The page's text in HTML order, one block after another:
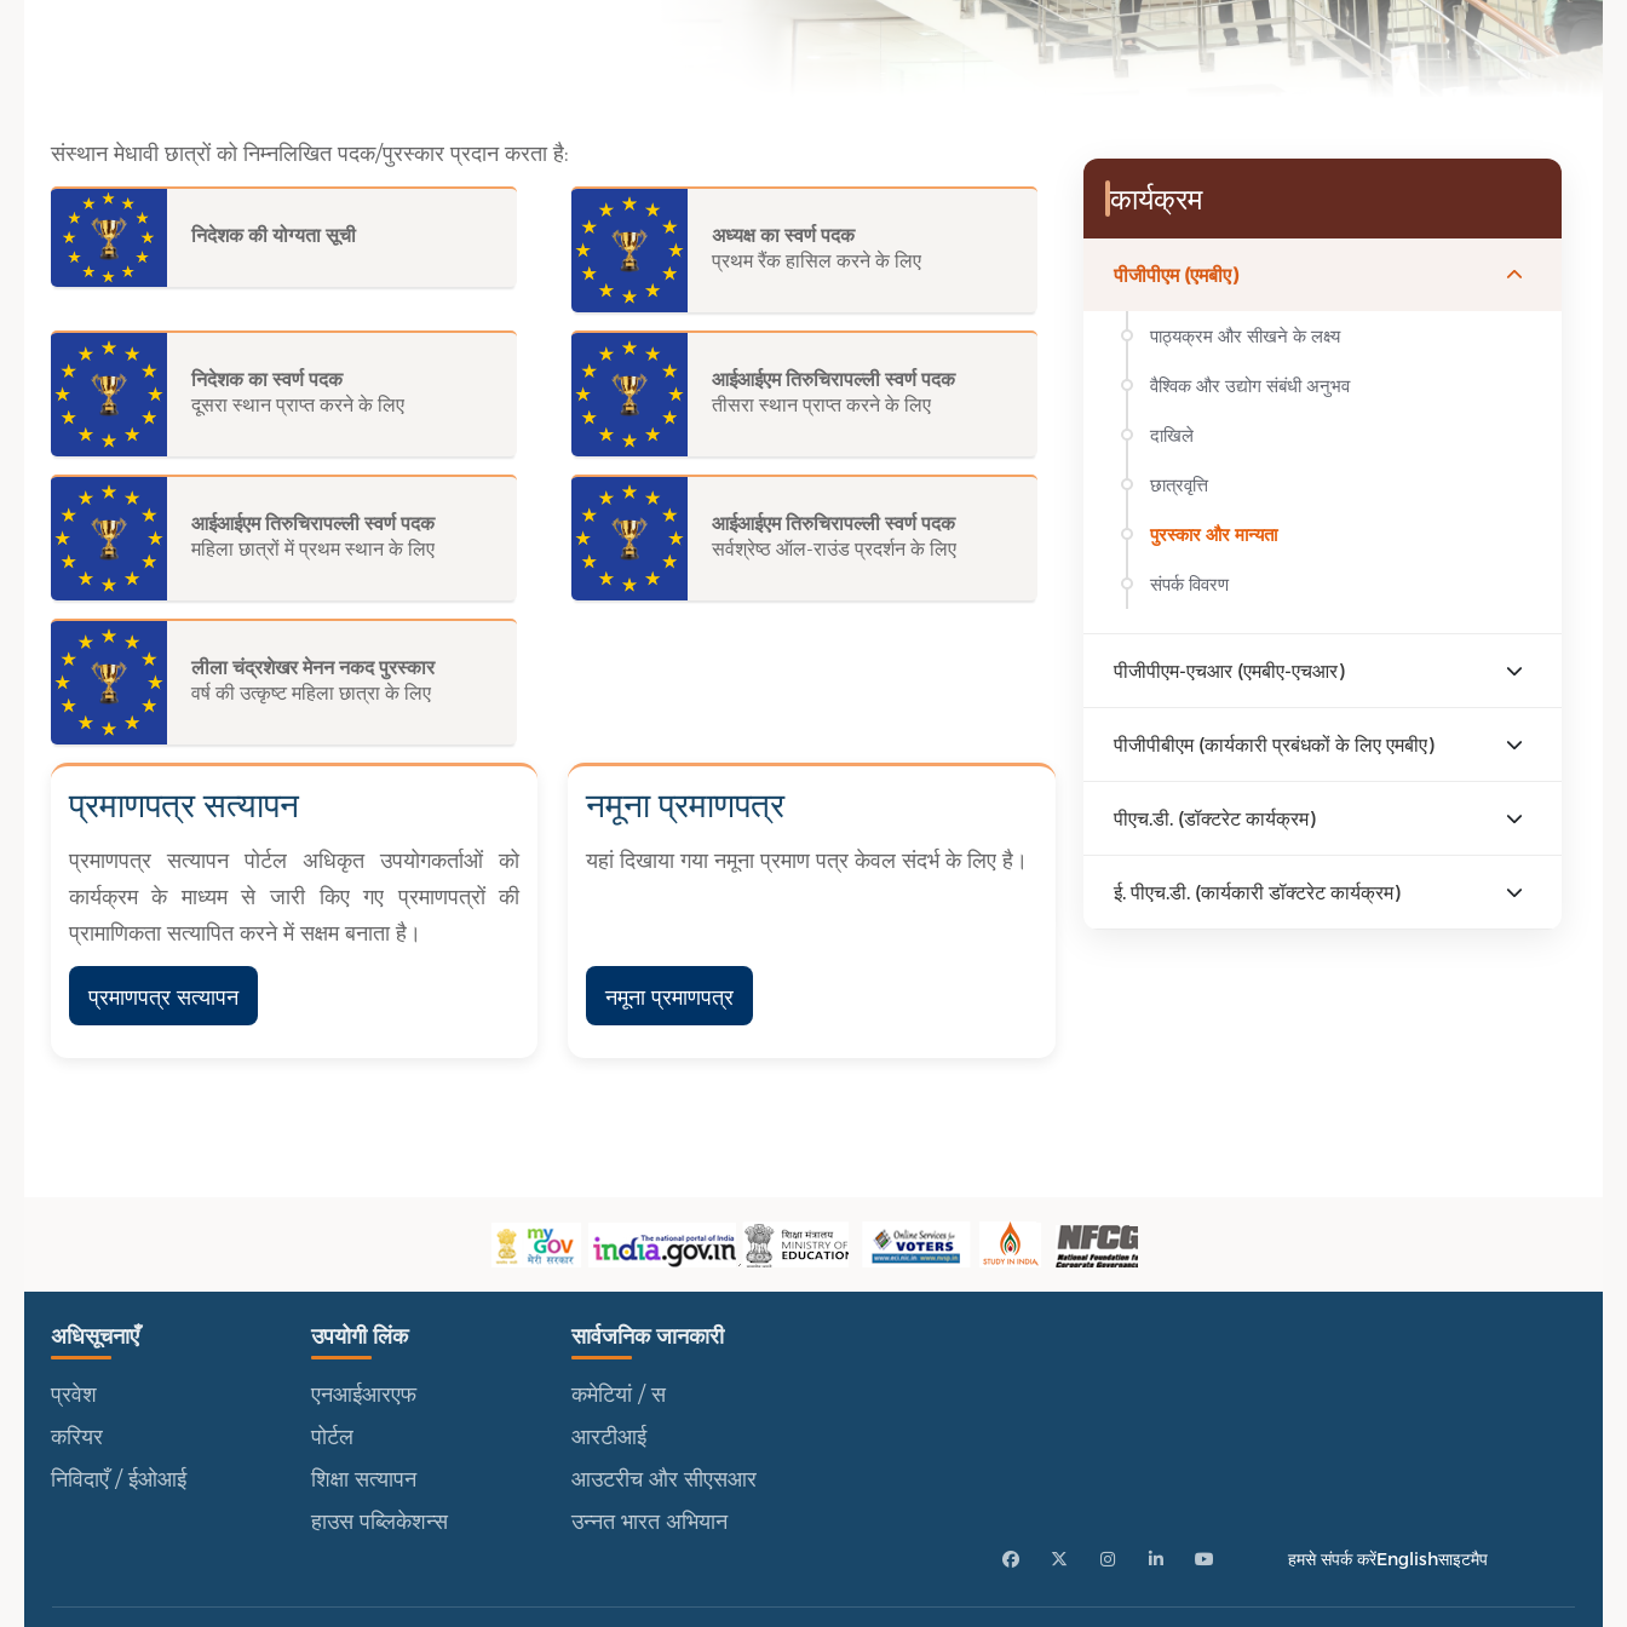
संस्थान मेधावी छात्रों को निम्नलिखित पदक/पुरस्कार प्रदान करता है:
निदेशक की योग्यता सूची
अध्यक्ष का स्वर्ण पदक
प्रथम रैंक हासिल करने के लिए
निदेशक का स्वर्ण पदक
दूसरा स्थान प्राप्त करने के लिए
आईआईएम तिरुचिरापल्ली स्वर्ण पदक
तीसरा स्थान प्राप्त करने के लिए
आईआईएम तिरुचिरापल्ली स्वर्ण पदक
महिला छात्रों में प्रथम स्थान के लिए
आईआईएम तिरुचिरापल्ली स्वर्ण पदक
सर्वश्रेष्ठ ऑल-राउंड प्रदर्शन के लिए
लीला चंद्रशेखर मेनन नकद पुरस्कार
वर्ष की उत्कृष्ट महिला छात्रा के लिए
प्रमाणपत्र सत्यापन
प्रमाणपत्र सत्यापन पोर्टल अधिकृत उपयोगकर्ताओं को
कार्यक्रम के माध्यम से जारी किए गए प्रमाणपत्रों की
प्रामाणिकता सत्यापित करने में सक्षम बनाता है।
प्रमाणपत्र सत्यापन
नमूना प्रमाणपत्र
यहां दिखाया गया नमूना प्रमाण पत्र केवल संदर्भ के लिए है।
नमूना प्रमाणपत्र
Sidebar Menu
कार्यक्रम
पीजीपीएम (एमबीए)
पाठ्यक्रम और सीखने के लक्ष्य
वैश्विक और उद्योग संबंधी अनुभव
दाखिले
छात्रवृत्ति
पुरस्कार और मान्यता
संपर्क विवरण
पीजीपीएम-एचआर (एमबीए-एचआर)
पीजीपीबीएम (कार्यकारी प्रबंधकों के लिए एमबीए)
पीएच.डी. (डॉक्टरेट कार्यक्रम)
ई. पीएच.डी. (कार्यकारी डॉक्टरेट कार्यक्रम)
उपयोगी लिंक
अधिसूचनाएँ
प्रवेश
करियर
निविदाएँ / ईओआई
पोर्टल
उपयोगी लिंक
एनआईआरएफ
पोर्टल
शिक्षा सत्यापन
हाउस पब्लिकेशन्स
सार्वजनिक जानकारी
सार्वजनिक जानकारी
कमेटियां / स
आरटीआई
आउटरीच और सीएसआर
उन्नत भारत अभियान
हमसे संपर्क करेंEnglishसाइटमैप